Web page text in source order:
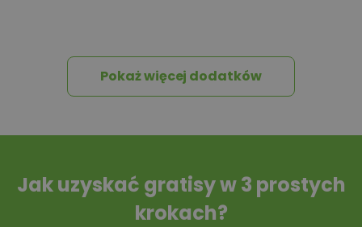
Tablica informacyjna
Przydomowa
Pokaż więcej dodatków
Jak uzyskać gratisy w 3 prostych
krokach?